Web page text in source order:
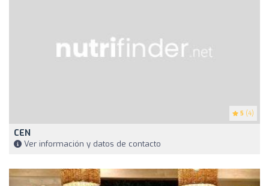
5 (4)
CEN
Ver información y datos de contacto